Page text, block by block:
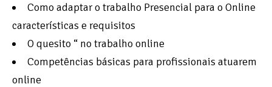
Como adaptar o trabalho Presencial para o Online
características e requisitos
O quesito “ no trabalho online
Competências básicas para profissionais atuarem
online